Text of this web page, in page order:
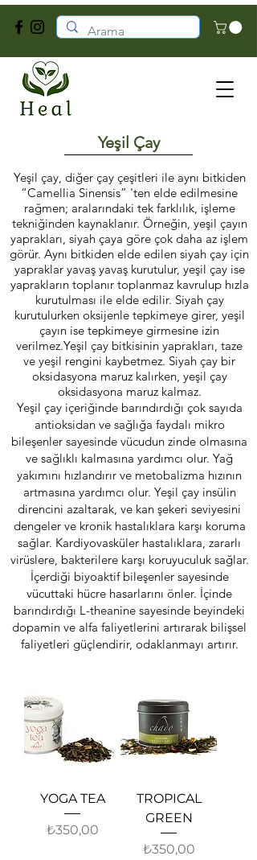
Yeşil Çay
Yeşil çay, diğer çay çeşitleri ile aynı bitkiden
“Camellia Sinensis” 'ten elde edilmesine
rağmen; aralarındaki tek farklılık, işleme
tekniğinden kaynaklanır. Örneğin, yeşil çayın
yaprakları, siyah çaya göre çok daha az işlem
görür. Aynı bitkiden elde edilen siyah çay için
yapraklar yavaş yavaş kurutulur, yeşil çay ise
yaprakların toplanır toplanmaz kavrulup hızla
kurutulması ile elde edilir. Siyah çay
kurutulurken oksijenle tepkimeye girer, yeşil
çayın ise tepkimeye girmesine izin
verilmez.Yeşil çay bitkisinin yaprakları, taze
ve yeşil rengini kaybetmez. Siyah çay bir
oksidasyona maruz kalırken, yeşil çay
oksidasyona maruz kalmaz.
Yeşil çay içeriğinde barındırdığı çok sayıda
antioksidan ve sağlığa faydalı mikro
bileşenler sayesinde vücudun zinde olmasına
ve sağlıklı kalmasına yardımcı olur. Yağ
yakımını hızlandırır ve metobalizma hızının
artmasına yardımcı olur. Yeşil çay insülin
direncini azaltarak, ve kan şekeri seviyesini
dengeler ve kronik hastalıklara karşı koruma
sağlar. Kardiyovasküler hastalıklara, zararlı
virüslere, bakterilere karşı koruyuculuk sağlar.
İçerdiği biyoaktif bileşenler sayesinde
vücuttaki hücre hasarlarını önler. İçinde
barındırdığı L-theanine sayesinde beyindeki
dopamin ve alfa faliyetlerini artırarak bilişsel
faliyetleri güçlendirir, odaklanmayı artırır.
YOGA TEA
Fiyat
₺350,00
TROPICAL
GREEN
Fiyat
₺350,00